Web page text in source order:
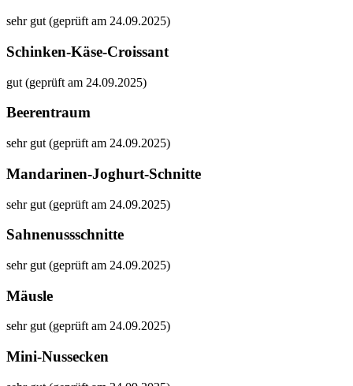
sehr gut (geprüft am 24.09.2025)
Schinken-Käse-Croissant
gut (geprüft am 24.09.2025)
Beerentraum
sehr gut (geprüft am 24.09.2025)
Mandarinen-Joghurt-Schnitte
sehr gut (geprüft am 24.09.2025)
Sahnenussschnitte
sehr gut (geprüft am 24.09.2025)
Mäusle
sehr gut (geprüft am 24.09.2025)
Mini-Nussecken